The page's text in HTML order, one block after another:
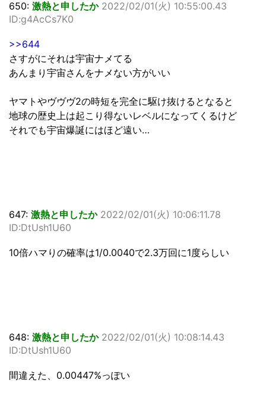
650: 激熱と申したか 2022/02/01(火) 10:55:00.43
ID:g4AcCs7K0
>>644
さすがにそれは宇宙ナメてる
あんまり宇宙さんをナメない方がいい
ヤマトやヴヴヴ2の時短を完全に駆け抜けるとなると
地球の歴史上は起こり得ないレベルになってくるけど
それでも宇宙爆誕にはほど遠い…
647: 激熱と申したか 2022/02/01(火) 10:06:11.78
ID:DtUsh1U60
10倍ハマりの確率は1/0.0040で2.3万回に1度らしい
648: 激熱と申したか 2022/02/01(火) 10:08:14.43
ID:DtUsh1U60
間違えた、0.00447%っぽい